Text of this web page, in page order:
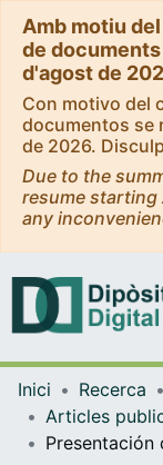
Amb motiu
de
d'agost de
Con motivo del
documentos se
de 2026.
Due to the
resume starting
any
Inici Recerca